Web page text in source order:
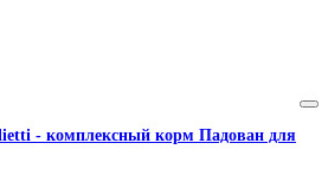
- комплексный корм Падован для